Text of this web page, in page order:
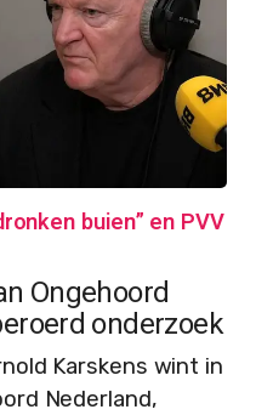
buien” en PVV
Ongehoord
onderzoek
Karskens wint in
Nederland,